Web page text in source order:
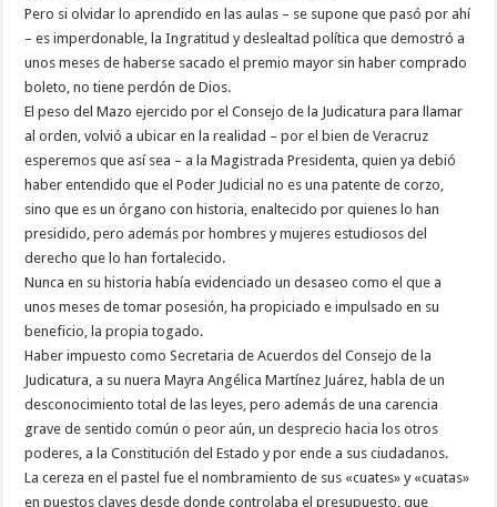
Pero si olvidar lo aprendido en las aulas – se supone que pasó por ahí
– es imperdonable, la Ingratitud y deslealtad política que demostró a
unos meses de haberse sacado el premio mayor sin haber comprado
boleto, no tiene perdón de Dios.
El peso del Mazo ejercido por el Consejo de la Judicatura para llamar
al orden, volvió a ubicar en la realidad – por el bien de Veracruz
esperemos que así sea – a la Magistrada Presidenta, quien ya debió
haber entendido que el Poder Judicial no es una patente de corzo,
sino que es un órgano con historia, enaltecido por quienes lo han
presidido, pero además por hombres y mujeres estudiosos del
derecho que lo han fortalecido.
Nunca en su historia había evidenciado un desaseo como el que a
unos meses de tomar posesión, ha propiciado e impulsado en su
beneficio, la propia togado.
Haber impuesto como Secretaria de Acuerdos del Consejo de la
Judicatura, a su nuera Mayra Angélica Martínez Juárez, habla de un
desconocimiento total de las leyes, pero además de una carencia
grave de sentido común o peor aún, un desprecio hacia los otros
poderes, a la Constitución del Estado y por ende a sus ciudadanos.
La cereza en el pastel fue el nombramiento de sus «cuates» y «cuatas»
en puestos claves desde donde controlaba el presupuesto, que